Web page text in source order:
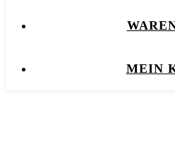
MEIN